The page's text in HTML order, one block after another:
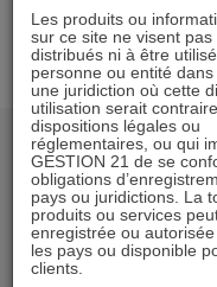
Les produits ou
sur ce site ne visent pas
distribués ni à être
personne ou entité
une juridiction où cette
utilisation serait
dispositions légales ou
réglementaires, ou qui
GESTION 21 de se
obligations
pays ou juridictions. La
produits ou services
enregistrée ou
les pays ou disponible
clients.